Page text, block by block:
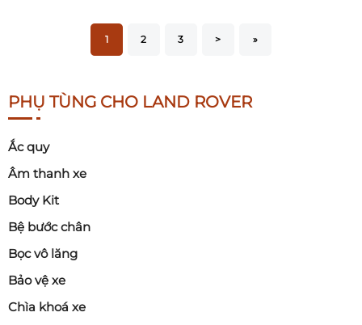
1 2 3 > »
PHỤ TÙNG CHO LAND ROVER
Ắc quy
Âm thanh xe
Body Kit
Bệ bước chân
Bọc vô lăng
Bảo vệ xe
Chìa khoá xe